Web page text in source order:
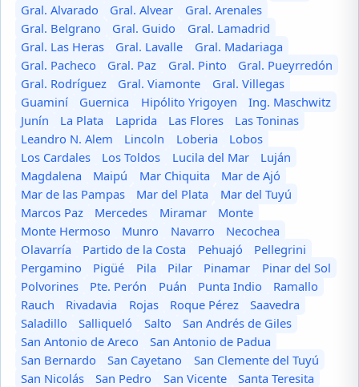
Gral. Alvarado
Gral. Alvear
Gral. Arenales
Gral. Belgrano
Gral. Guido
Gral. Lamadrid
Gral. Las Heras
Gral. Lavalle
Gral. Madariaga
Gral. Pacheco
Gral. Paz Gral. Pinto
Gral. Pueyrredón
Gral. Rodríguez
Gral. Viamonte
Gral. Villegas
Guaminí
Guernica Hipólito Yrigoyen
Ing. Maschwitz
Junín
La Plata Laprida Las Flores
Las Toninas
Leandro N. Alem
Lincoln Loberia
Lobos
Los Cardales
Los Toldos Lucila del Mar
Luján
Magdalena
Maipú Mar Chiquita
Mar de Ajó
Mar de las Pampas
Mar del Plata
Mar del Tuyú
Marcos Paz
Mercedes Miramar
Monte
Monte Hermoso
Munro Navarro
Necochea
Olavarría
Partido de la Costa Pehuajó
Pellegrini
Pergamino
Pigüé Pila Pilar Pinamar
Pinar del Sol
Polvorines
Pte. Perón Puán Punta Indio
Ramallo
Rauch
Rivadavia Rojas Roque Pérez
Saavedra
Saladillo
Salliqueló Salto
San Andrés de Giles
San Antonio de Areco
San Antonio de Padua
San Bernardo
San Cayetano
San Clemente del Tuyú
San Nicolás
San Pedro San Vicente
Santa Teresita